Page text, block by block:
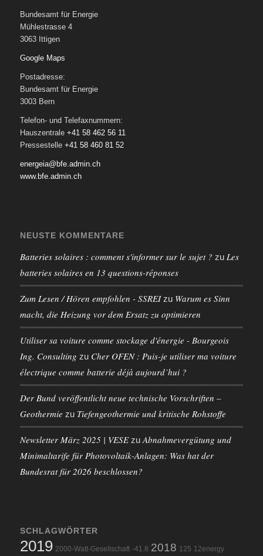
Bundesamt für Energie
Mühlestrasse 4
3063 Ittigen
Google Maps
Postadresse:
Bundesamt für Energie
3003 Bern
Telefon- und Telefaxnummern:
Hauszentrale +41 58 462 56 11
Pressestelle +41 58 460 81 52
energeia@bfe.admin.ch
www.bfe.admin.ch
NEUSTE KOMMENTARE
Batteries solaires : comment s'informer sur le sujet ? zu Les
batteries solaires en 13 questions-réponses
Zum Lesen / Hören empfohlen - SSREIzu Warum es Sinn
macht, die Heizung vor dem Ersatz zu optimieren
Utiliser sa voiture comme stockage d'énergie - Bourgeois
Ing. Consulting zu Cher OFEN : Puis-je utiliser ma voiture
électrique comme batterie déjà aujourd’hui ?
Der Bund veröffentlicht neue technische Vorschriften –
Geothermie zu Tiefengeothermie und kritische Rohstoffe
Newsletter März 2025 | VESEzuAbnahmevergütung und
Minimaltarife für Photovoltaik-Anlagen: Was hat der
Bundesrat für 2026 beschlossen?
SCHLAGWÖRTER
2019 2000-Watt-Gesellschaft -41.8 2018 125 12energy